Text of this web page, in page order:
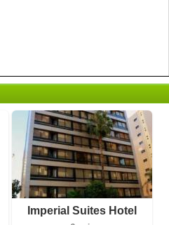
Imperial Suites Hotel
3 avis
Détails